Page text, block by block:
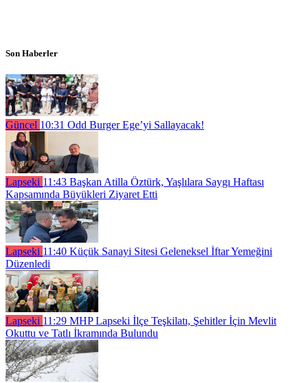
Son Haberler
Güncel 10:31 Odd Burger Ege’yi Sallayacak!
Lapseki 11:43 Başkan Atilla Öztürk, Yaşlılara Saygı Haftası
Kapsamında Büyükleri Ziyaret Etti
Lapseki 11:40 Küçük Sanayi Sitesi Geleneksel İftar Yemeğini
Düzenledi
Lapseki 11:29 MHP Lapseki İlçe Teşkilatı, Şehitler İçin Mevlit
Okuttu ve Tatlı İkramında Bulundu